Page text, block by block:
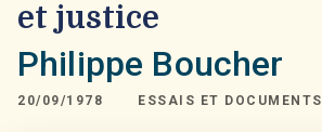
et justice
Philippe Boucher
20/09/1978 ESSAIS ET DOCUMENTS